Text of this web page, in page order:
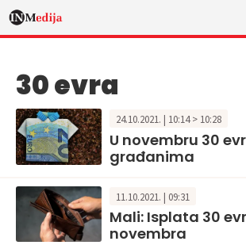
30 evra
24.10.2021. | 10:14 > 10:28
U novembru 30
građanima
11.10.2021. | 09:31
Mali: Isplata 30
novembra